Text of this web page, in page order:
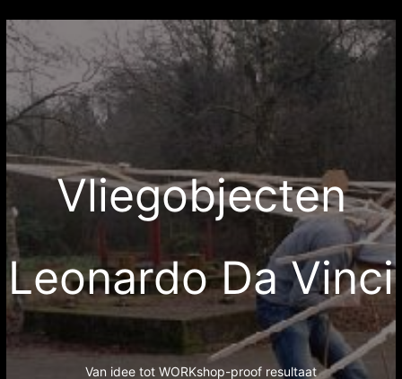
Vliegobjecten
Leonardo Da Vinci
Van idee tot WORKshop-proof resultaat